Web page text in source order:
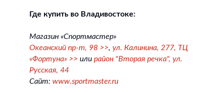
Где купить во Владивостоке:
Магазин «Спортмастер»
Океанский пр-т, 98 >>, ул. Калинина, 277, ТЦ
«Фортуна» >> или район "Вторая речка", ул.
Русская, 44
Сайт: www.sportmaster.ru